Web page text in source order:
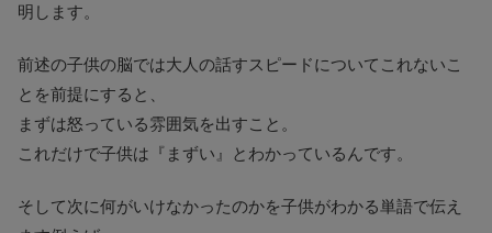
明します。
前述の子供の脳では大人の話すスピードについてこれないこ
とを前提にすると、
まずは怒っている雰囲気を出すこと。
これだけで子供は『まずい』とわかっているんです。
そして次に何がいけなかったのかを子供がわかる単語で伝え